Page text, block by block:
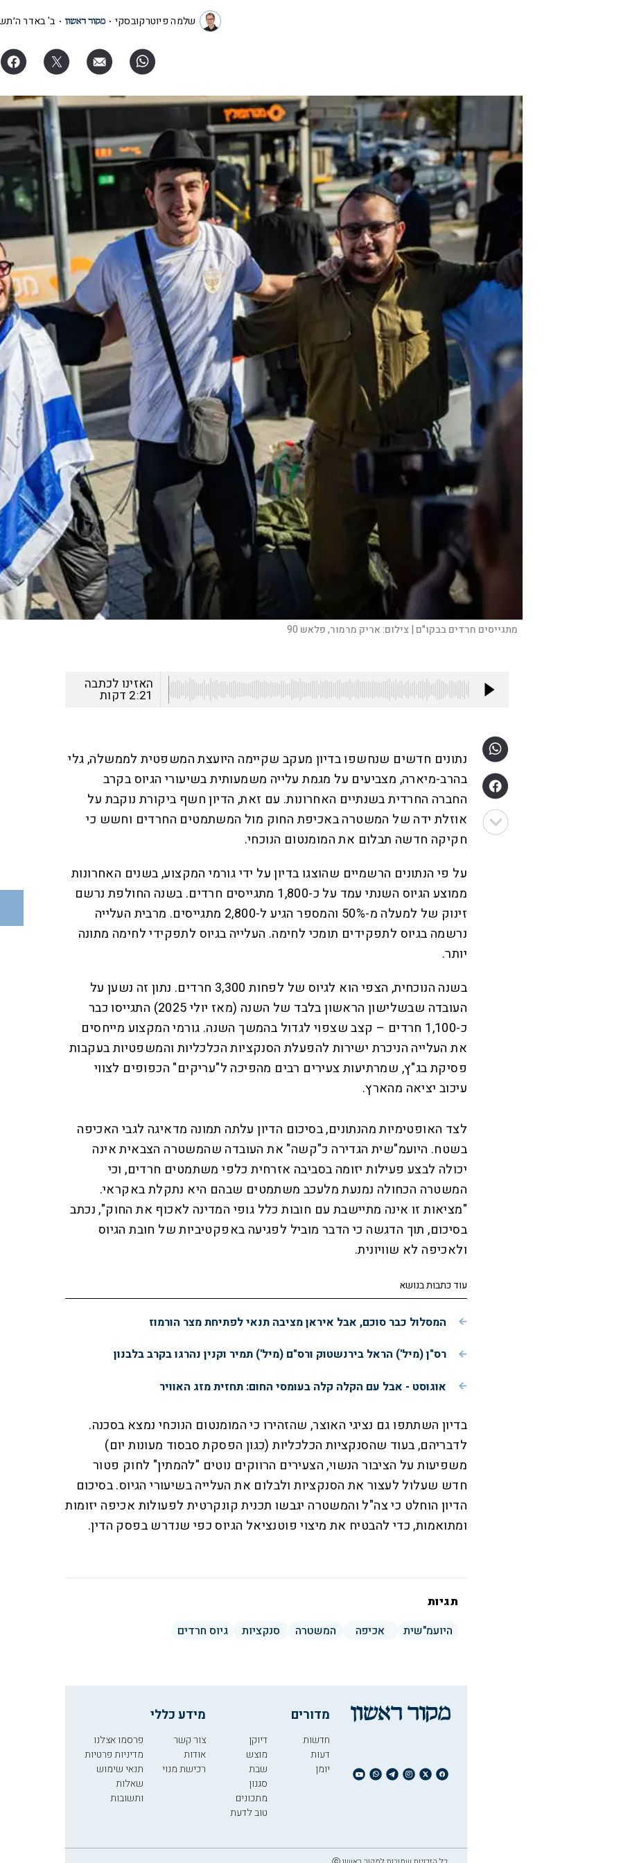
שלמה פיוטרקובסקי ב' באדר
מתגייסים חרדים בבקו"ם | צילום:אריק מרמור, פלאש 90
האזינו לכתבה
2:21 דקות
נתונים חדשים שנחשפו בדיון מעקב שקיימה היועצת המשפטית לממשלה, גלי
בהרב-מיארה, מצביעים על מגמת עלייה משמעותית בשיעורי הגיוס בקרב
החברה החרדית בשנתיים האחרונות. עם זאת, הדיון חשף ביקורת נוקבת על
אוזלת ידה של המשטרה באכיפת החוק מול המשתמטים החרדים וחשש כי
חקיקה חדשה תבלום את המומנטום הנוכחי.
על פי הנתונים הרשמיים שהוצגו בדיון על ידי גורמי המקצוע, ​בשנים האחרונות
ממוצע הגיוס השנתי עמד על כ-1,800 מתגייסים חרדים. ​בשנה החולפת נרשם
זינוק של למעלה מ-50% והמספר הגיע ל-2,800 מתגייסים. מרבית העלייה
נרשמה בגיוס לתפקידים תומכי לחימה. העלייה בגיוס לתפקידי לחימה מתונה
יותר.
​בשנה הנוכחית, הצפי הוא לגיוס של לפחות 3,300 חרדים. נתון זה נשען על
העובדה שבשלישון הראשון בלבד של השנה (מאז יולי 2025) התגייסו כבר
כ-1,100 חרדים – קצב שצפוי לגדול בהמשך השנה. ​גורמי המקצוע מייחסים
את העלייה הניכרת ישירות להפעלת הסנקציות הכלכליות והמשפטיות בעקבות
פסיקת בג"ץ, שמרתיעות צעירים רבים מהפיכה ל"עריקים" הכפופים לצווי
עיכוב יציאה מהארץ.
​לצד האופטימיות מהנתונים, בסיכום הדיון עלתה תמונה מדאיגה לגבי האכיפה
בשטח. היועמ"שית הגדירה כ"קשה" את העובדה שהמשטרה הצבאית אינה
יכולה לבצע פעילות יזומה בסביבה אזרחית כלפי משתמטים חרדים, וכי
המשטרה הכחולה נמנעת מלעכב משתמטים שבהם היא נתקלת באקראי. ​
"מציאות זו אינה מתיישבת עם חובות כלל גופי המדינה לאכוף את החוק", נכתב
בסיכום, תוך הדגשה כי הדבר מוביל לפגיעה באפקטיביות של חובת הגיוס
ולאכיפה לא שוויונית.
עוד כתבות בנושא
המסלול כבר סוכם, אבל איראן מציבה תנאי לפתיחת מצר הורמוז
רס"ן (מיל') הראל בירנשטוק ורס"ם (מיל') תמיר וקנין נהרגו בקרב בלבנון
אוגוסט - אבל עם הקלה קלה בעומסי החום: תחזית מזג האוויר
בדיון השתתפו גם נציגי האוצר, שהזהירו כי המומנטום הנוכחי נמצא בסכנה.
לדבריהם, בעוד שהסנקציות הכלכליות (כגון הפסקת סבסוד מעונות יום)
משפיעות על הציבור הנשוי, הצעירים הרווקים נוטים "להמתין" לחוק פטור
חדש שעלול לעצור את הסנקציות ולבלום את העלייה בשיעורי הגיוס. ​בסיכום
הדיון הוחלט כי צה"ל והמשטרה יגבשו תכנית קונקרטית לפעולות אכיפה יזומות
ומתואמות, כדי להבטיח את מיצוי פוטנציאל הגיוס כפי שנדרש בפסק הדין.
תגיות
היועמ"שית
אכיפה המשטרה סנקציות גיוס חרדים
מדורים
חדשות
דעות
יומן
דיוקן
מוצש
שבת
סגנון
מתכונים
טוב לדעת
מידע כללי
צור קשר
אודות
רכישת מנוי
פרסמו אצלנו
מדיניות פרטיות
תנאי שימוש
שאלות
ותשובות